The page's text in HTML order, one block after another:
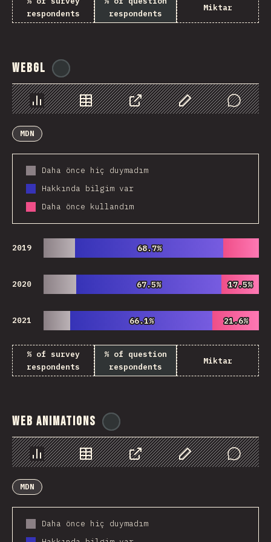
respondents
respondents
Miktar
WebGL
Chart Data Share Customize Data
Comments
MDN
Daha önce hiç duymadım
Hakkında bilgim var
Daha önce kullandım
2019 68.7%
68.7%
2020 67.5%
67.5% 17.5%
17.5%
2021 66.1%
66.1% 21.6%
21.6%
% of survey
respondents
% of question
respondents
Miktar
Web Animations
Chart Data Share Customize Data
Comments
MDN
Daha önce hiç duymadım